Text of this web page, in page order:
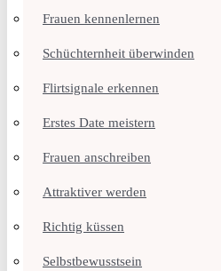
Frauen kennenlernen
Schüchternheit überwinden
Flirtsignale erkennen
Erstes Date meistern
Frauen anschreiben
Attraktiver werden
Richtig küssen
Selbstbewusstsein